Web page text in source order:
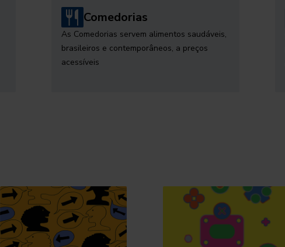
Comedorias
As Comedorias servem alimentos saudáveis,
brasileiros e contemporâneos, a preços
acessíveis